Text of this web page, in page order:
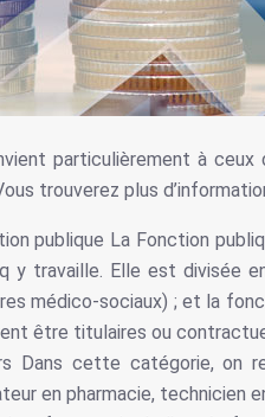
particulièrement à ceux
trouverez plus
publique La Fonction
y travaille. Elle est divisée
médico-sociaux) ; et la
être titulaires ou
Dans cette catégorie, on
en pharmacie, technicien